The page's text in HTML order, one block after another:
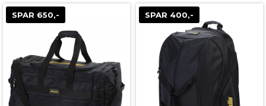
SPAR 650,- SPAR 400,-